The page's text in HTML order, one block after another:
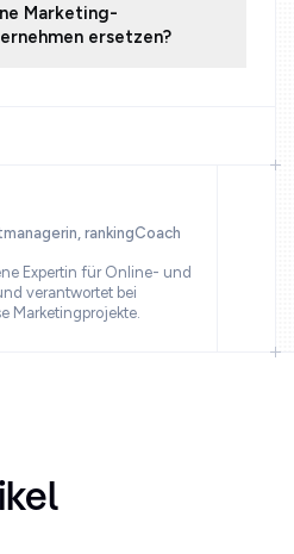
Marketing-
ersetzen?
rankingCoach
Expertin für Online- und
verantwortet bei
Marketingprojekte.